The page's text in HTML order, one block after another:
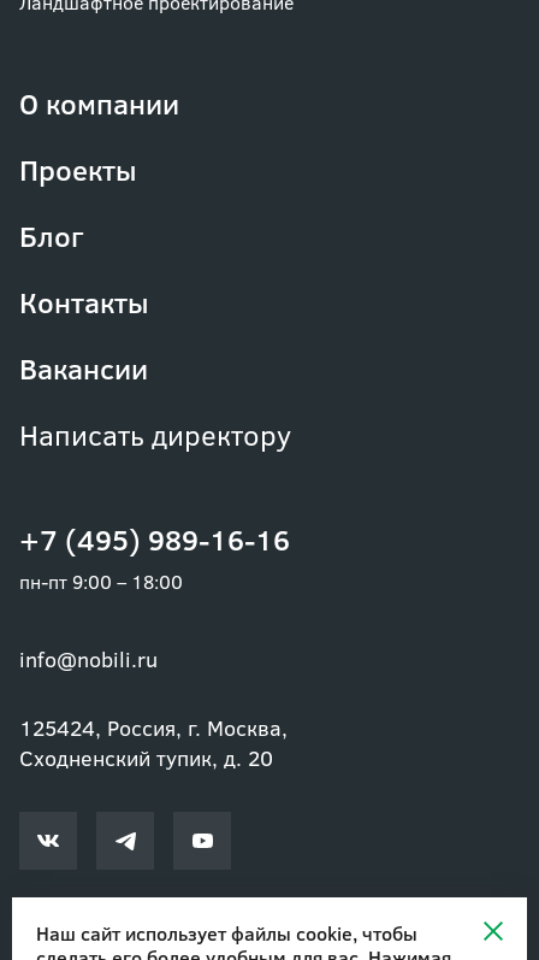
Наш сайт использует файлы cookie, чтобы
+7 (495) 989-16-16
пн-пт 9:00 – 18:00
info@nobili.ru
125424, Россия, г. Москва,
Сходненский тупик, д. 20
О компании
Проекты
Блог
Контакты
Вакансии
Написать директору